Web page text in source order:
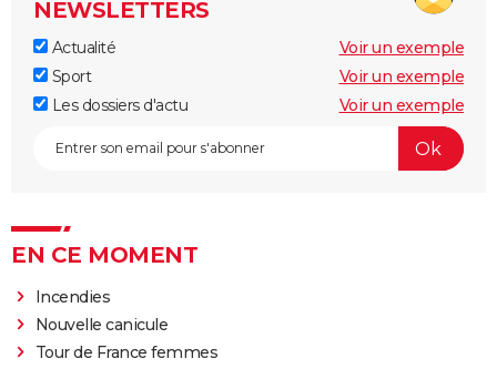
NEWSLETTERS
Actualité
Voir un exemple
Sport
Voir un exemple
Les dossiers d'actu
Voir un exemple
EN CE MOMENT
Incendies
Nouvelle canicule
Tour de France femmes